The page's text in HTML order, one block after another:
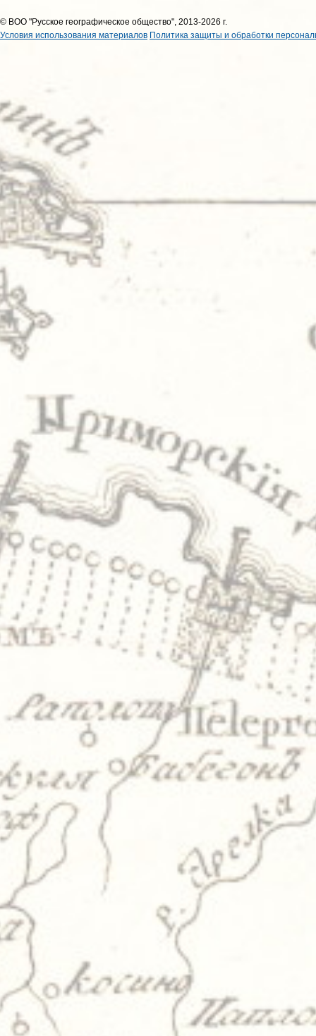
© ВОО "Русское географическое общество", 2013-2026 г.
Условия использования материалов Политика защиты и обработки